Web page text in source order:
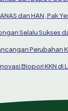
dan HAN, Pak
Selalu Sukses
Perubahan
Biopori KKN di